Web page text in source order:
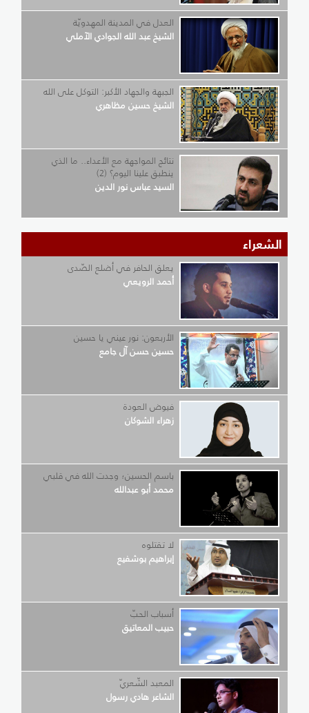
العدل في المدينة المهدويّة
الشيخ عبد الله الجوادي الآملي
الجبهة والجهاد الأكبر: التوكل على الله
الشيخ حسين مظاهري
نتائج المواجهة مع الأعداء.. ما الذي
ينطبق علينا اليوم؟ (2)
السيد عباس نور الدين
الشعراء
يعلق الحافر في أضلع الصّدى
أحمد الرويعي
الأربعون: نور عيني يا حسين
حسين حسن آل جامع
فيوض العودة
زهراء الشوكان
باسم الحسين؛ وجدت الله في قلبي
محمد أبو عبدالله
لا تقتلوه
إبراهيم بوشفيع
أسباب الحبّ
حبيب المعاتيق
المعبد الشّعريّ
الشاعر هادي رسول